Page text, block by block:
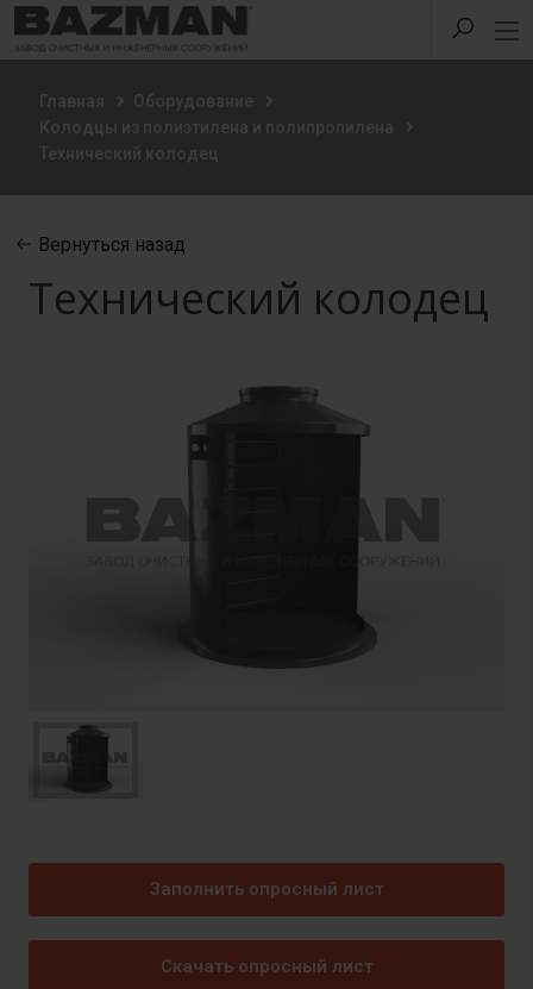
Главная
Оборудование
Колодцы из полиэтилена и полипропилена
Технический колодец
Вернуться назад
Технический колодец
Заполнить опросный лист
Скачать опросный лист